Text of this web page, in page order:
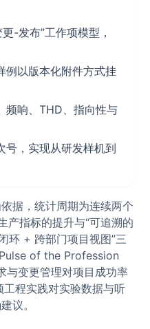
-发布”工作项模型，
例以版本化附件方式挂
频响、THD、指向性与
号，实现从研发样机到
据，统计周期为连续两个
产指标的提升与“可追溯的
环 + 跨部门项目视图”三
of the Profession
与变更管理对项目成功率
程实践对实验数据与听
议。